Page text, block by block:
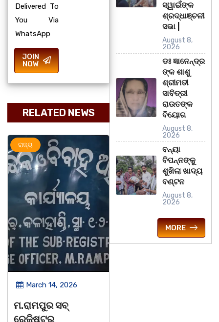
Delivered To
You Via
WhatsApp
JOIN
NOW
RELATED NEWS
ରାଜ୍ୟ
March 14, 2026
ମ.ରାମପୁର ସବ୍
ରେଜିଷ୍ଟର
ସ୍ୱାଇଁଙ୍କ
ଶ୍ରଦ୍ଧାଞ୍ଚଳୀ
ସଭା |
August 8,
2026
ଡଃ ଜ୍ଞାନେନ୍ଦ୍ର
ଙ୍କ ଶାଶୁ
ଶ୍ରୀମତୀ
ସାବିତ୍ରୀ
ରାଉତଙ୍କ
ବିୟୋଗ
August 8,
2026
ବନ୍ୟା
ବିପନ୍ନଙ୍କୁ
ଶୁଖିଲା ଖାଦ୍ୟ
ବଣ୍ଟନ
August 8,
2026
MORE